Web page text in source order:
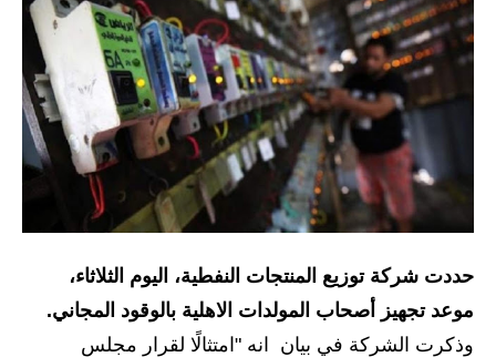
القروض والسلف
المنح المالية
قطع الاراضي
اخبار العراق
الاخبار السياسية
الاخبار الامنية
الاخبار الاقتصادية
حددت شركة توزيع المنتجات النفطية، اليوم الثلاثاء،
موعد تجهيز أصحاب المولدات الاهلية بالوقود المجاني.
وذكرت الشركة في بيان انه "امتثالًا لقرار مجلس